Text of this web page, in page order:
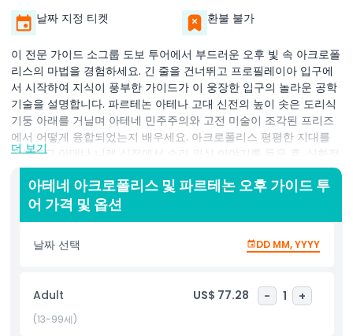
날짜 지정 티켓 환불 불가
이 전문 가이드 소그룹 도보 투어에서 부드러운 오후 빛 속 아크로폴
리스의 마법을 경험하세요. 긴 줄을 건너뛰고 프로필레이아 입구에
서 시작하여 지식이 풍부한 가이드가 이 웅장한 입구의 놀라운 공학
기술을 설명합니다. 파르테논 아테나 고대 신전의 높이 솟은 도리식
기둥 아래를 거닐며 아테네 민주주의와 고전 미술이 조각된 프리즈
에서 어떻게 융합되었는지 배우세요. 아크로폴리스 평평한 지대를
산책하고 아테나 니케 신전에서 승리 의식 이야기를 들은 후, 신화적
상징이 가득한 에렉테이온의 우아한 카리아티드 현관을 감상하세요.
해가 대리석 표면 위에 극적인 그림자를 드리우면서 아테네의 활기
찬 도시 경관과 반짝이는 에게해를 파노라마로 감상하세요. 이 2시
간 오후 투어 동안 가이드는 고고학적 통찰, 신화 전설, 건축 세부 사
항을 엮어 돌로 된 유적을 고대 그리스의 생생한 이야기로 변환합니
다. 역사 애호가와 사진 작가 모두에게 완벽하며, 이 투어는 최적의
더 보기
아테네 아크로폴리스 및 파르테논 오후 가이드 투
어 가격 및 옵션
날짜 선택 DD MM, YYYY
Adult US$ 77.28 - 1 +
(13-99세)